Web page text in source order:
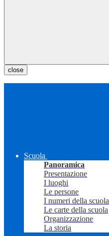
close
Scuola
Panoramica
Presentazione
I luoghi
Le persone
I numeri della scuola
Le carte della scuola
Organizzazione
La storia